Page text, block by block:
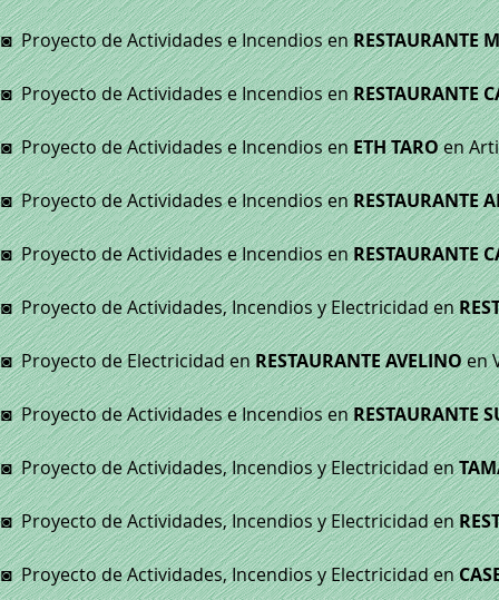
◙ Proyecto de Actividades e Incendios enRESTAURANTE
◙ Proyecto de Actividades e Incendios enRESTAURANTE
◙ Proyecto de Actividades e Incendios enETH TARO en
◙ Proyecto de Actividades e Incendios enRESTAURANTE
◙ Proyecto de Actividades e Incendios enRESTAURANTE
◙ Proyecto de Actividades, Incendios y Electricidad en
◙ Proyecto de Electricidad enRESTAURANTE AVELINOen
◙ Proyecto de Actividades e Incendios enRESTAURANTE
◙ Proyecto de Actividades, Incendios y Electricidad en
◙ Proyecto de Actividades, Incendios y Electricidad en
◙ Proyecto de Actividades, Incendios y Electricidad en